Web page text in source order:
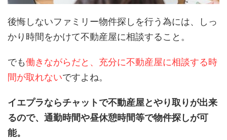
後悔しないファミリー物件探しを行う為には、しっ
かり時間をかけて不動産屋に相談すること。
でも働きながらだと、充分に不動産屋に相談する時
間が取れないですよね。
イエプラならチャットで不動産屋とやり取りが出来
るので、通勤時間や昼休憩時間等で物件探しが可
能。